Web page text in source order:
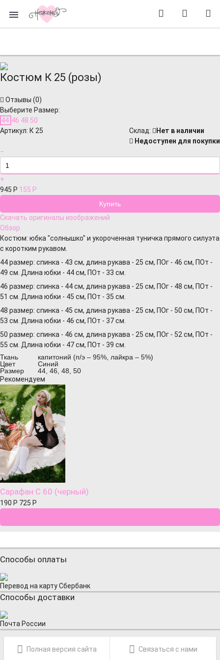
Костюм К 25 (розы)
Отзывы (0)
Выберите Размер:
44 46 48 50
Артикул: К 25 Cклад:
Нет в наличии
Недоступен для покупки
−
+
945 Р 155 Р
Скачать оригиналы изображений
Обзор
Костюм: юбка "солнышко" и укороченная туничка прямого силуэта
с коротким рукавом.
44 размер: спинка - 43 см, длина рукава - 25 см, ПОг - 46 см, ПОт -
49 см. Длина юбки - 44 см, ПОт - 33 см.
46 размер: спинка - 44 см, длина рукава - 25 см, ПОг - 48 см, ПОт -
51 см. Длина юбки - 45 см, ПОт - 35 см.
48 размер: спинка - 45 см, длина рукава - 25 см, ПОг - 50 см, ПОт -
53 см. Длина юбки - 46 см, ПОт - 37 см.
50 размер: спинка - 46 см, длина рукава - 25 см, ПОг - 52 см, ПОт -
55 см. Длина юбки - 47 см, ПОт - 39 см.
Ткань
капитоний (п/э – 95%, лайкра – 5%)
Цвет
Синий
Размер
44, 46, 48, 50
Рекомендуем
Сарафан С 60 (черный)
190 Р 725 Р
Способы оплаты
Перевод на карту Сбербанк
Способы доставки
Почта России
Полная версия сайта Связаться с нами